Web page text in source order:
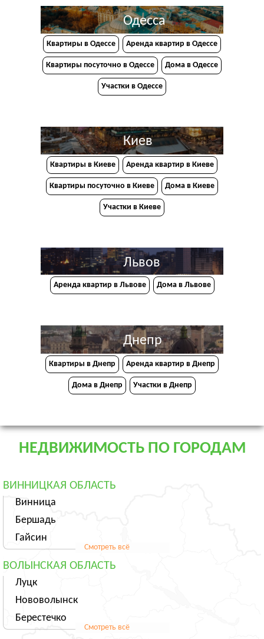
Одесса
Квартиры в Одессе Аренда квартир в Одессе
Квартиры посуточно в Одессе Дома в Одессе
Участки в Одессе
Киев
Квартиры в Киеве Аренда квартир в Киеве
Квартиры посуточно в Киеве Дома в Киеве
Участки в Киеве
Львов
Аренда квартир в Львове Дома в Львове
Днепр
Квартиры в Днепр Аренда квартир в Днепр
Дома в Днепр Участки в Днепр
НЕДВИЖИМОСТЬ ПО ГОРОДАМ
ВИННИЦКАЯ ОБЛАСТЬ
Винница
Бершадь
Гайсин
Смотреть всё
ВОЛЫНСКАЯ ОБЛАСТЬ
Луцк
Нововолынск
Берестечко
Смотреть всё